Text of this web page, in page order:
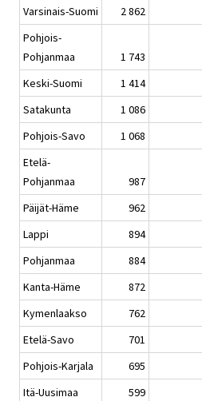
Varsinais-Suomi
2 862
Pohjois-
Pohjanmaa
1 743
Keski-Suomi
1 414
Satakunta
1 086
Pohjois-Savo
1 068
Etelä-
Pohjanmaa
987
Päijät-Häme
962
Lappi
894
Pohjanmaa
884
Kanta-Häme
872
Kymenlaakso
762
Etelä-Savo
701
Pohjois-Karjala
695
Itä-Uusimaa
599